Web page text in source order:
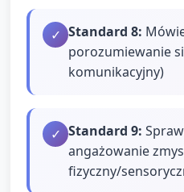
✓ Standard 8:
porozumiewanie
komunikacyjny)
✓ Standard 9:
angażowanie
fizyczny/